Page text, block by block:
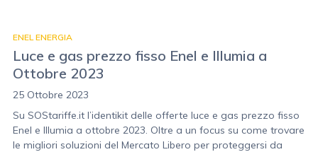
ENEL ENERGIA
Luce e gas prezzo fisso Enel e Illumia a
Ottobre 2023
25 Ottobre 2023
Su SOStariffe.it l’identikit delle offerte luce e gas prezzo fisso
Enel e Illumia a ottobre 2023. Oltre a un focus su come trovare
le migliori soluzioni del Mercato Libero per proteggersi da